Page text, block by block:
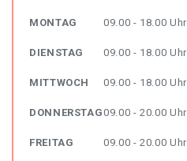
MONTAG 09.00 - 18.00 Uhr
DIENSTAG 09.00 - 18.00 Uhr
MITTWOCH 09.00 - 18.00 Uhr
DONNERSTAG09.00 - 20.00 Uhr
FREITAG 09.00 - 20.00 Uhr